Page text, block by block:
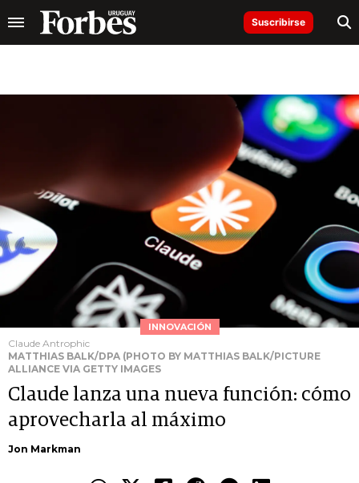
Suscribirse
INNOVACIÓN
Claude Antrophic
MATTHIAS BALK/DPA (PHOTO BY MATTHIAS BALK/PICTURE
ALLIANCE VIA GETTY IMAGES
Claude lanza una nueva función: cómo
aprovecharla al máximo
Jon Markman